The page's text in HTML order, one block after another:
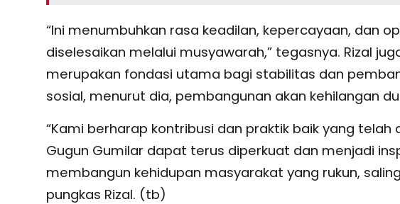
“Ini menumbuhkan rasa keadilan, kepercayaan, dan
diselesaikan melalui musyawarah,” tegasnya. Rizal
merupakan fondasi utama bagi stabilitas dan
sosial, menurut dia, pembangunan akan kehilangan
“Kami berharap kontribusi dan praktik baik yang telah
Gugun Gumilar dapat terus diperkuat dan menjadi
membangun kehidupan masyarakat yang rukun,
pungkas Rizal. (tb)